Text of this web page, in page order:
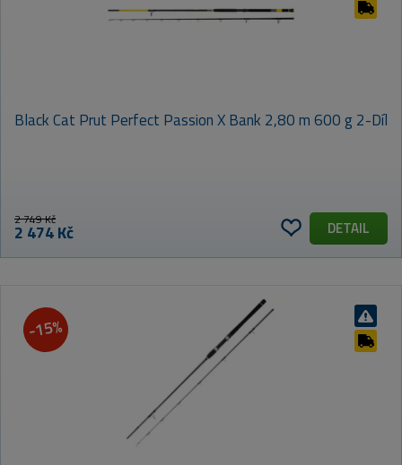
Black Cat Prut Perfect Passion X Bank 2,80 m 600 g 2-Díl
2 749 Kč
2 474 Kč DETAIL
-15%